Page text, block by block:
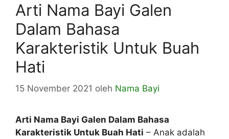
Arti Nama Bayi Galen
Dalam Bahasa
Karakteristik Untuk Buah
Hati
15 November 2021 oleh Nama Bayi
Arti Nama Bayi Galen Dalam Bahasa
Karakteristik Untuk Buah Hati – Anak adalah